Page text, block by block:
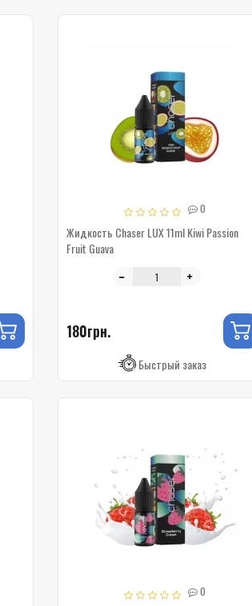
0
Жидкость Chaser LUX 11ml Kiwi Passion
Fruit Guava
180грн.
Быстрый заказ
0